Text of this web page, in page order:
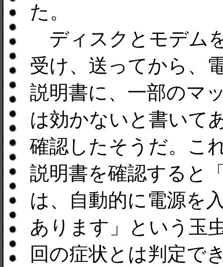
た。
ディスクとモデム
受け、送ってから、
説明書に、一部のマ
は効かないと書いて
確認したそうだ。こ
説明書を確認すると
は、自動的に電源を
あります」という玉
回の症状とは判定で